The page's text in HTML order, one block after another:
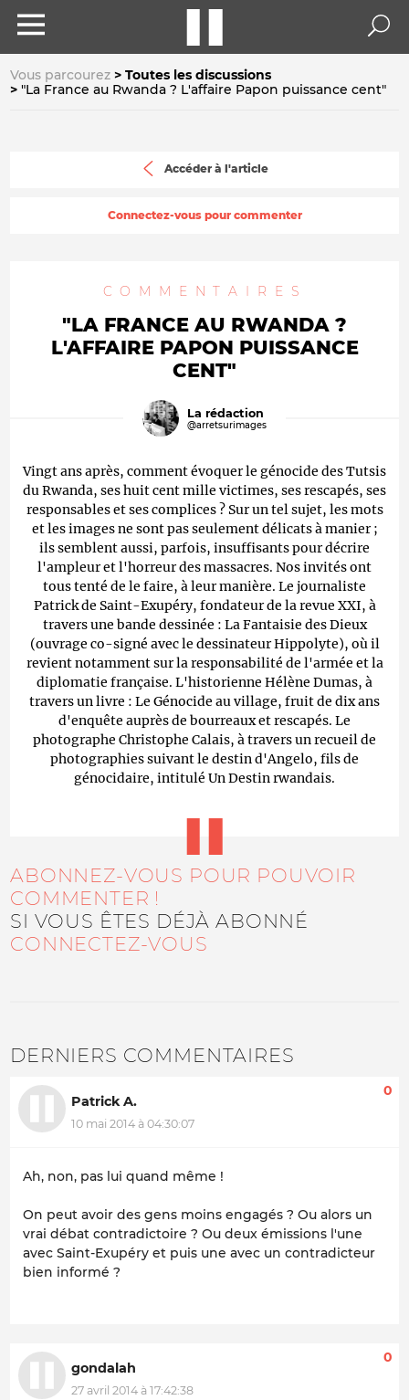
Vous parcourez
Toutes les discussions
"La France au Rwanda ? L'affaire Papon puissance cent"
Accéder à l'article
Connectez-vous pour commenter
COMMENTAIRES
"LA FRANCE AU RWANDA ?
L'AFFAIRE PAPON PUISSANCE
CENT"
La rédaction
@arretsurimages
Vingt ans après, comment évoquer le génocide des Tutsis
du Rwanda, ses huit cent mille victimes, ses rescapés, ses
responsables et ses complices ? Sur un tel sujet, les mots
et les images ne sont pas seulement délicats à manier ;
ils semblent aussi, parfois, insuffisants pour décrire
l'ampleur et l'horreur des massacres. Nos invités ont
tous tenté de le faire, à leur manière. Le journaliste
Patrick de Saint-Exupéry, fondateur de la revue XXI, à
travers une bande dessinée : La Fantaisie des Dieux
(ouvrage co-signé avec le dessinateur Hippolyte), où il
revient notamment sur la responsabilité de l'armée et la
diplomatie française. L'historienne Hélène Dumas, à
travers un livre : Le Génocide au village, fruit de dix ans
d'enquête auprès de bourreaux et rescapés. Le
photographe Christophe Calais, à travers un recueil de
photographies suivant le destin d'Angelo, fils de
génocidaire, intitulé Un Destin rwandais.
ABONNEZ-VOUS POUR POUVOIR
COMMENTER !
SI VOUS ÊTES DÉJÀ ABONNÉ
CONNECTEZ-VOUS
DERNIERS COMMENTAIRES
Patrick A.
10 mai 2014 à 04:30:07
0
Ah, non, pas lui quand même !
On peut avoir des gens moins engagés ? Ou alors un
vrai débat contradictoire ? Ou deux émissions l'une
avec Saint-Exupéry et puis une avec un contradicteur
bien informé ?
gondalah
27 avril 2014 à 17:42:38
0